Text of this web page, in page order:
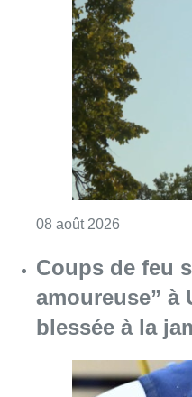
08 août 2026
Coups de feu
amoureuse” à
blessée à la